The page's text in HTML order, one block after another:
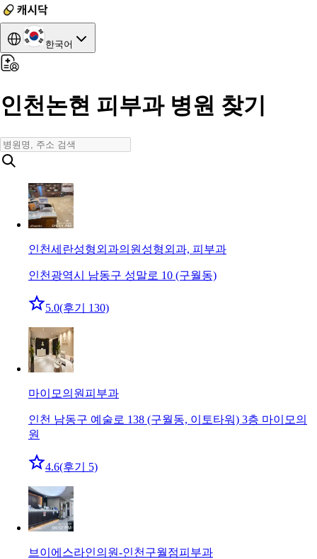
한국어
인천논현 피부과 병원 찾기
인천세란성형외과의원 성형외과, 피부과
인천광역시 남동구 성말로 10 (구월동)
5.0(후기 130)
마이모의원 피부과
인천 남동구 예술로 138 (구월동, 이토타워) 3층 마이모의
원
4.6(후기 5)
브이에스라인의원-인천구월점피부과